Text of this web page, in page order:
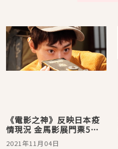
《電影之神》反映日本疫
情現況 金馬影展門票5分
鐘內搶光
2021年11月04日